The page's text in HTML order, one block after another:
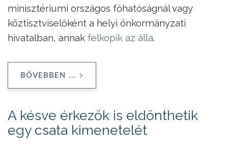
minisztériumi országos főhatóságnál vagy
köztisztviselőként a helyi önkormányzati
hivatalban, annak felkopik az álla.
BŐVEBBEN ...
A késve érkezők is eldönthetik
egy csata kimenetelét